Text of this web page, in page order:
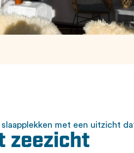
met een uitzicht
zeezicht